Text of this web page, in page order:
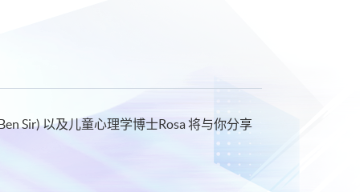
Sir) 以及儿童心理学博士Rosa 将与你分享